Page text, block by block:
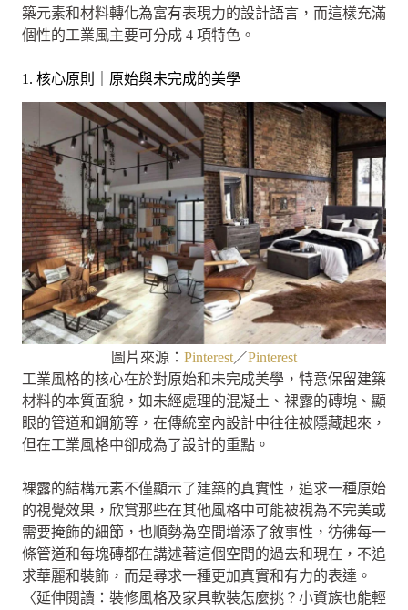
築元素和材料轉化為富有表現力的設計語言，而這樣充滿
個性的工業風主要可分成 4 項特色。
1. 核心原則｜原始與未完成的美學
圖片來源： Pinterest／Pinterest
工業風格的核心在於對原始和未完成美學，特意保留建築
材料的本質面貌，如未經處理的混凝土、裸露的磚塊、顯
眼的管道和鋼筋等，在傳統室內設計中往往被隱藏起來，
但在工業風格中卻成為了設計的重點。
裸露的結構元素不僅顯示了建築的真實性，追求一種原始
的視覺效果，欣賞那些在其他風格中可能被視為不完美或
需要掩飾的細節，也順勢為空間增添了敘事性，彷彿每一
條管道和每塊磚都在講述著這個空間的過去和現在，不追
求華麗和裝飾，而是尋求一種更加真實和有力的表達。
〈延伸閱讀：裝修風格及家具軟裝怎麼挑？小資族也能輕